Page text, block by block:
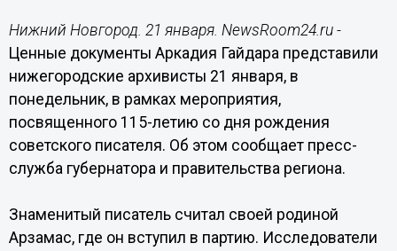
Нижний Новгород. 21 января. NewsRoom24.ru -
Ценные документы Аркадия Гайдара представили
нижегородские архивисты 21 января, в
понедельник, в рамках мероприятия,
посвященного 115-летию со дня рождения
советского писателя. Об этом сообщает пресс-
служба губернатора и правительства региона.
Знаменитый писатель считал своей родиной
Арзамас, где он вступил в партию. Исследователи